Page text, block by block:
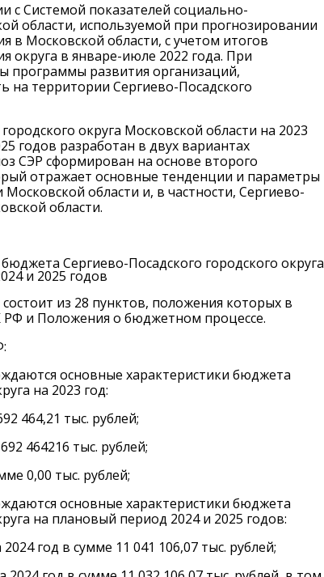
с Системой показателей социально-
области, используемой при прогнозировании
в Московской области, с учетом итогов
округа в январе-июле 2022 года. При
программы развития организаций,
на территории Сергиево-Посадского
округа Московской области на 2023
годов разработан в двух вариантах
СЭР сформирован на основе второго
отражает основные тенденции и параметры
области и, в частности, Сергиево-
области.
Сергиево-Посадского городского округа
и 2025 годов
из 28 пунктов, положения которых в
и Положения о бюджетном процессе.
основные характеристики бюджета
на 2023 год:
464,21 тыс. рублей;
464216 тыс. рублей;
0,00 тыс. рублей;
основные характеристики бюджета
на плановый период 2024 и 2025 годов:
год в сумме 11 041 106,07 тыс. рублей;